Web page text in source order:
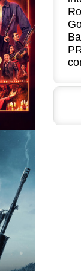
A
DL
Áudio
WEB-